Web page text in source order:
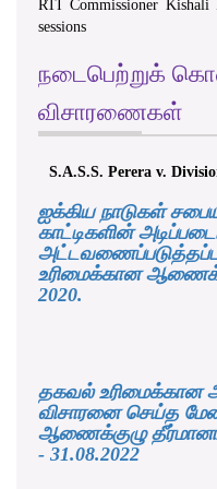
RTI Commissioner Kishali
sessions
நடைபெற்றுக்
விசாரணைகள்
S.A.S.S. Perera v.
ஐக்கிய நாடுகள்
காட்டிகளின்
உரிமைக்கான
2020.
தகவல்
விசாரனை செய்த
ஆணைக்குழு
- 31.08.2022